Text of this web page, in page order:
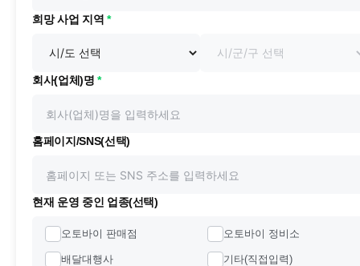
희망 사업 지역 *
회사(업체)명*
홈페이지/SNS(선택)
현재 운영 중인 업종(선택)
오토바이 판매점 오토바이 정비소
배달대행사 기타(직접입력)